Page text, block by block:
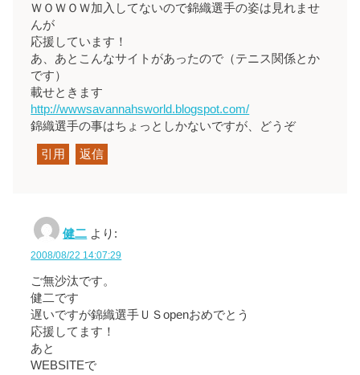
ＷＯＷＯＷ加入してないので錦織選手の姿は見れませ
んが
応援しています！
あ、あとこんなサイトがあったので（テニス関係とか
です）
載せときます
http://wwwsavannahsworld.blogspot.com/
錦織選手の事はちょっとしかないですが、どうぞ
引用 返信
健二 より:
2008/08/22 14:07:29
ご無沙汰です。
健二です
遅いですが錦織選手ＵＳopenおめでとう
応援してます！
あと
WEBSITEで